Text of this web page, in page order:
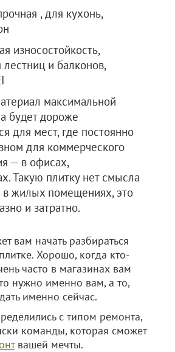
, для кухонь,
износостойкость,
и балконов,
максимальной
будет дороже
для мест, где постоянно
для коммерческого
— в офисах,
Такую плитку нет смысла
в жилых помещениях, это
и затратно.
вам начать разбираться
Хорошо, когда кто-
часто в магазинах вам
нужно именно вам, а то,
именно сейчас.
с типом ремонта,
команды, которая сможет
вашей мечты.